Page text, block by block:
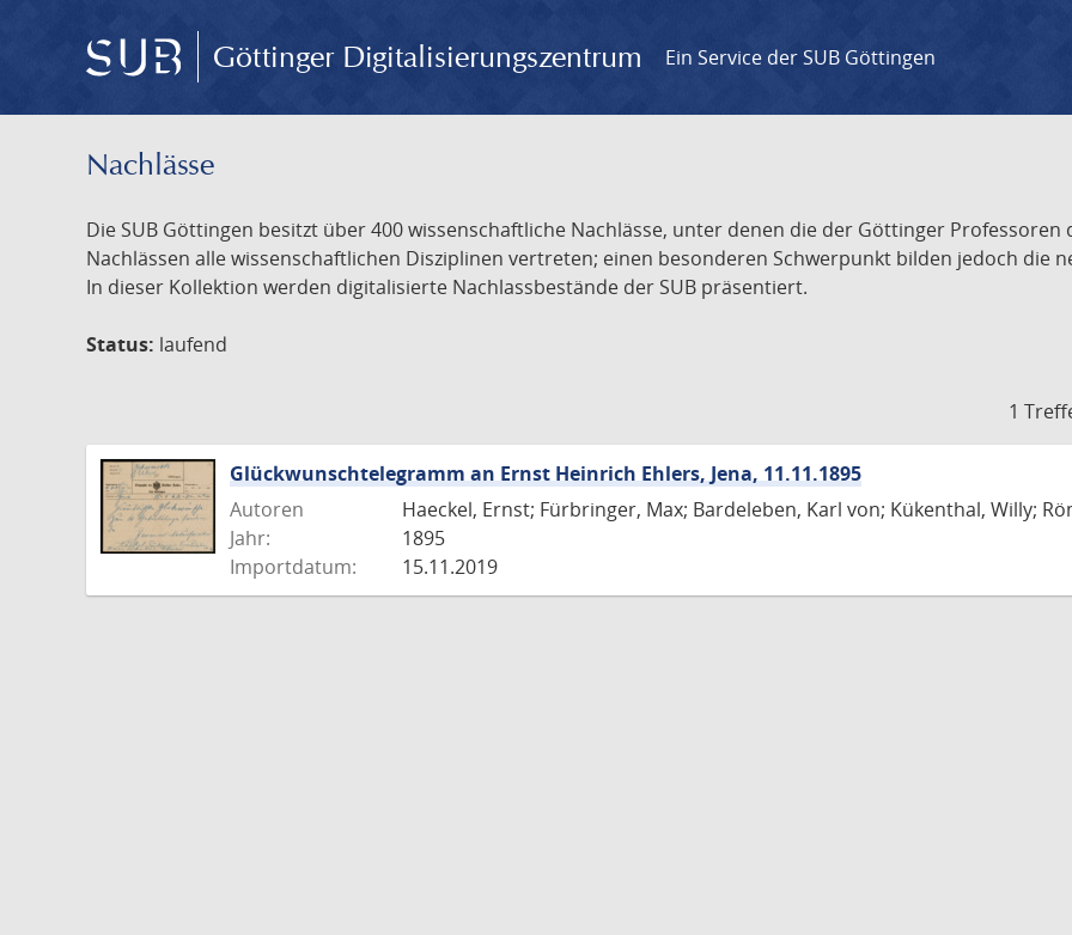
Göttinger Digitalisierungszentrum Ein Service der SUB Göttingen
Nachlässe
Die SUB Göttingen besitzt über 400 wissenschaftliche Nachlässe, unter denen die der Göttinger
Nachlässen alle wissenschaftlichen Disziplinen vertreten; einen besonderen Schwerpunkt bilden jedoch die
In dieser Kollektion werden digitalisierte Nachlassbestände der SUB präsentiert.
Status: laufend
1
Glückwunschtelegramm an Ernst Heinrich Ehlers, Jena, 11.11.1895
Autoren
Haeckel, Ernst; Fürbringer, Max; Bardeleben, Karl von; Kükenthal, Willy;
Jahr:
1895
Importdatum:
15.11.2019